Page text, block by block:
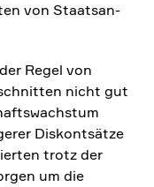
von Staats­an­
Regel von
nicht gut
Diskont­sätze
trotz der
um die